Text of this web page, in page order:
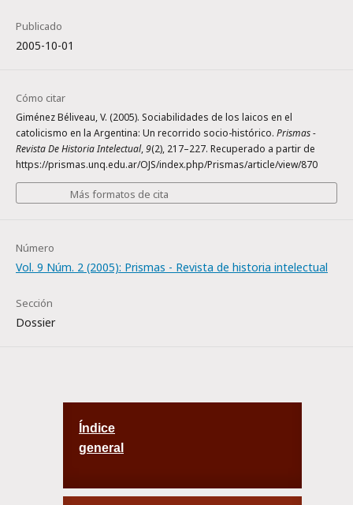
Publicado
2005-10-01
Cómo citar
Giménez Béliveau, V. (2005). Sociabilidades de los laicos en el
catolicismo en la Argentina: Un recorrido socio-histórico. Prismas -
Revista De Historia Intelectual,9(2), 217–227. Recuperado a partir de
https://prismas.unq.edu.ar/OJS/index.php/Prismas/article/view/870
Más formatos de cita
Número
Vol. 9 Núm. 2 (2005): Prismas - Revista de historia intelectual
Sección
Dossier
Índice
general